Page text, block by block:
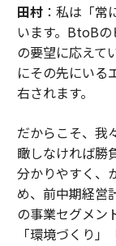
田村：私は「常
います。BtoB
の要望に応えて
にその先にいる
右されます。
だからこそ、我
瞰しなければ勝
分かりやすく、
め、前中期経営
の事業セグメン
「環境づくり